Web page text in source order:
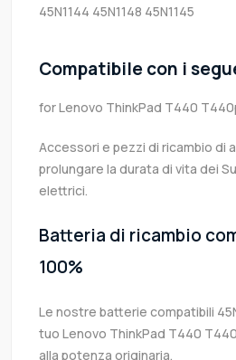
45N1144 45N1148 45N1145
Compatibile con i
for Lenovo ThinkPad T440
Accessori e pezzi di ricambio di
prolungare la durata di vita dei
elettrici.
Batteria di ricambio
100%
Le nostre batterie compatibili
tuo Lenovo ThinkPad T440
alla potenza originaria.